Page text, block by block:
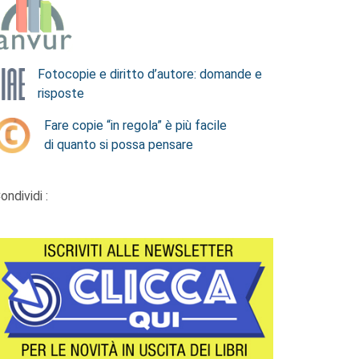
Fotocopie e diritto d’autore: domande e
risposte
Fare copie “in regola” è più facile
di quanto si possa pensare
: